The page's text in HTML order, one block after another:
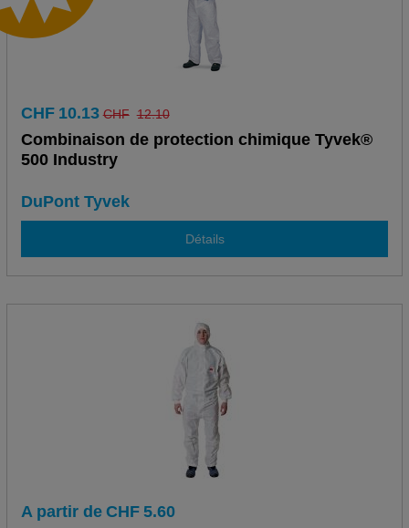
CHF 10.13 CHF 12.10
Combinaison de protection chimique Tyvek®
500 Industry
DuPont Tyvek
Détails
A partir de CHF 5.60